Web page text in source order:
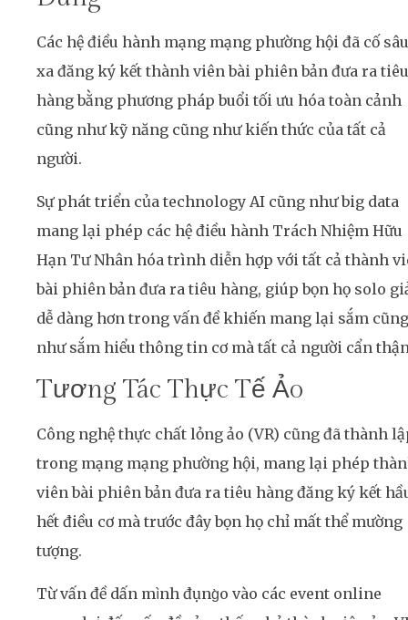
Các hệ điều hành mạng mạng phường hội đã cố sâu
xa đăng ký kết thành viên bài phiên bản đưa ra tiêu
hàng bằng phương pháp buổi tối ưu hóa toàn cảnh
cũng như kỹ năng cũng như kiến thức của tất cả
người.
Sự phát triển của technology AI cũng như big data
mang lại phép các hệ điều hành Trách Nhiệm Hữu
Hạn Tư Nhân hóa trình diễn hợp với tất cả thành
bài phiên bản đưa ra tiêu hàng, giúp bọn họ solo
dễ dàng hơn trong vấn đề khiến mang lại sắm cũng
như sắm hiểu thông tin cơ mà tất cả người cẩn
Tương Tác Thực Tế Ảo
Công nghệ thực chất lỏng ảo (VR) cũng đã thành
trong mạng mạng phường hội, mang lại phép
viên bài phiên bản đưa ra tiêu hàng đăng ký kết
hết điều cơ mà trước đây bọn họ chỉ mất thể mường
tượng.
Từ vấn đề dấn mình đụng̀o vào các event online